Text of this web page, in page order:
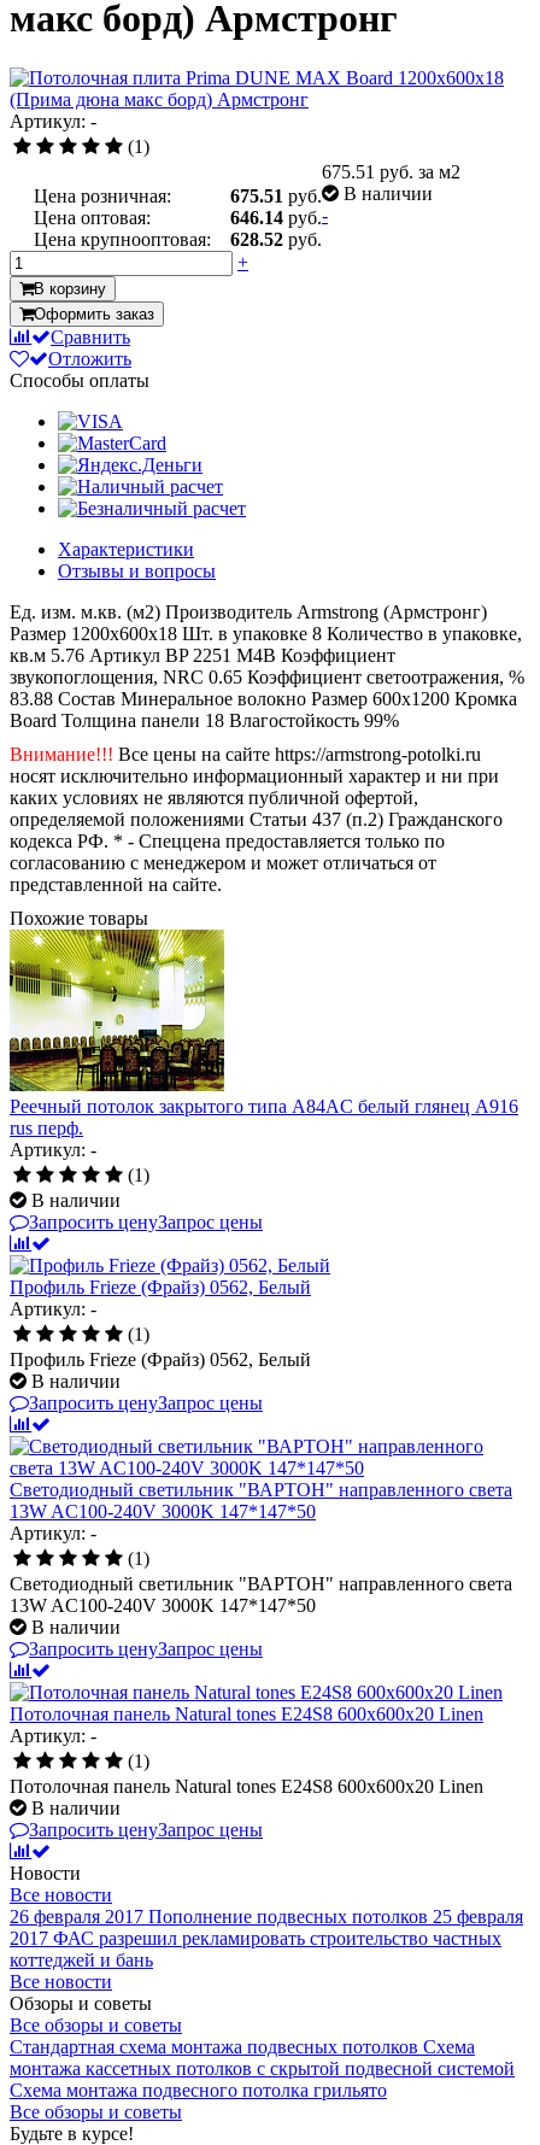
макс борд) Армстронг
Артикул: -
(1)
Цена розничная: 675.51 руб.
Цена оптовая:
646.14 руб.
Цена крупнооптовая:
628.52 руб.
675.51 руб. за м2
В наличии
-
+
В корзину
Оформить заказ
Сравнить
Отложить
Способы оплаты
Характеристики
Отзывы и вопросы
Ед. изм. м.кв. (м2) Производитель Armstrong (Армстронг)
Размер 1200x600x18 Шт. в упаковке 8 Количество в упаковке,
кв.м 5.76 Артикул BP 2251 M4B Коэффициент
звукопоглощения, NRC 0.65 Коэффициент светоотражения, %
83.88 Состав Минеральное волокно Размер 600x1200 Кромка
Board Толщина панели 18 Влагостойкость 99%
Внимание!!! Все цены на сайте https://armstrong-potolki.ru
носят исключительно информационный характер и ни при
каких условиях не являются публичной офертой,
определяемой положениями Статьи 437 (п.2) Гражданского
кодекса РФ. * - Спеццена предоставляется только по
согласованию с менеджером и может отличаться от
представленной на сайте.
Похожие товары
Реечный потолок закрытого типа A84AC белый глянец А916
rus перф.
Артикул: -
(1)
В наличии
Запросить ценуЗапрос цены
Профиль Frieze (Фрайз) 0562, Белый
Артикул: -
(1)
Профиль Frieze (Фрайз) 0562, Белый
В наличии
Запросить ценуЗапрос цены
Светодиодный светильник "ВАРТОН" направленного света
13W AC100-240V 3000K 147*147*50
Артикул: -
(1)
Светодиодный светильник "ВАРТОН" направленного света
13W AC100-240V 3000K 147*147*50
В наличии
Запросить ценуЗапрос цены
Потолочная панель Natural tones E24S8 600x600x20 Linen
Артикул: -
(1)
Потолочная панель Natural tones E24S8 600x600x20 Linen
В наличии
Запросить ценуЗапрос цены
Новости
Все новости
26 февраля 2017 Пополнение подвесных потолков 25 февраля
2017 ФАС разрешил рекламировать строительство частных
коттеджей и бань
Все новости
Обзоры и советы
Все обзоры и советы
Стандартная схема монтажа подвесных потолков Схема
монтажа кассетных потолков с скрытой подвесной системой
Схема монтажа подвесного потолка грильято
Все обзоры и советы
Будьте в курсе!